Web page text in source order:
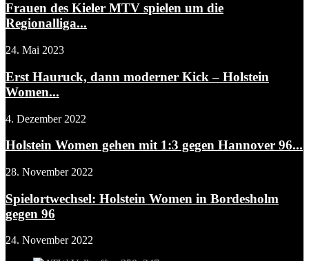
Frauen des Kieler MTV spielen um die
Regionalliga...
24. Mai 2023
Erst Hauruck, dann moderner Kick – Holstein
Women...
4. Dezember 2022
Holstein Women gehen mit 1:3 gegen Hannover 96...
28. November 2022
Spielortwechsel: Holstein Women in Bordesholm
gegen 96
24. November 2022